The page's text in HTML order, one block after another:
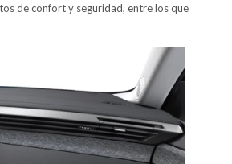
de confort y seguridad, entre los que